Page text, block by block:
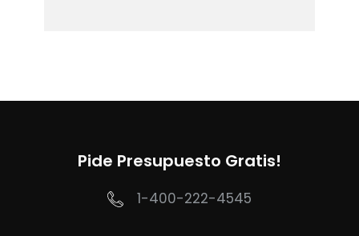
Pide Presupuesto Gratis!
1-400-222-4545